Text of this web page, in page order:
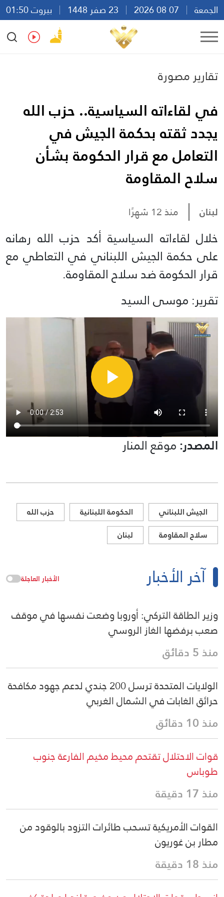
الجمعة
بيروت 01:50
Ar
En Fr Es
تقارير مصورة
في لقاءاته السياسية.. حزب الله
يجدد ثقته بحكمة الجيش في
التعامل مع قرار الحكومة بشأن
سلاح المقاومة
لبنان منذ 12 شهرًا
خلال لقاءاته السياسية أكد حزب الله رهانه
على حكمة الجيش اللبناني في التعاطي مع
قرار الحكومة ضد سلاح المقاومة.
تقرير: موسى السيد
المصدر:موقع المنار
الجيش اللبناني الحكومة اللبنانية
حزب الله
سلاح المقاومة
لبنان
آخر الأخبار الأخبار العاجلة
وزير الطاقة التركي: أوروبا وضعت نفسها في موقف
صعب برفضها الغاز الروسي
منذ 5 دقائق
الولايات المتحدة ترسل 200 جندي لدعم جهود مكافحة
حرائق الغابات في الشمال الغربي
منذ 10 دقائق
قوات الاحتلال تقتحم محيط مخيم الفارعة جنوب
طوباس
منذ 17 دقيقة
القوات الأمريكية تسحب طائرات التزود بالوقود من
مطار بن غوريون
منذ 18 دقيقة